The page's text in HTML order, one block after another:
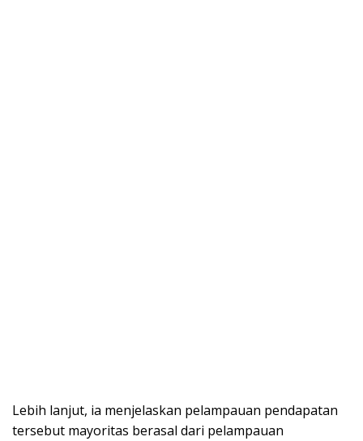
Lebih lanjut, ia menjelaskan pelampauan pendapatan
tersebut mayoritas berasal dari pelampauan